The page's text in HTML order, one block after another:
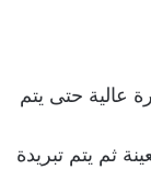
عالية حتى يتم
ثم يتم تبريدة